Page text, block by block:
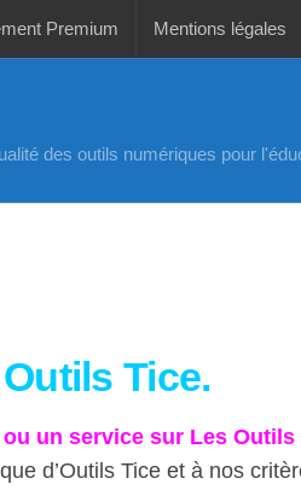
Premium Mentions légales
des outils numériques pour
Tice.
un service sur Les Outils
d’Outils Tice et à nos